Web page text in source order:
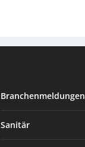
Branchenmeldungen
Sanitär